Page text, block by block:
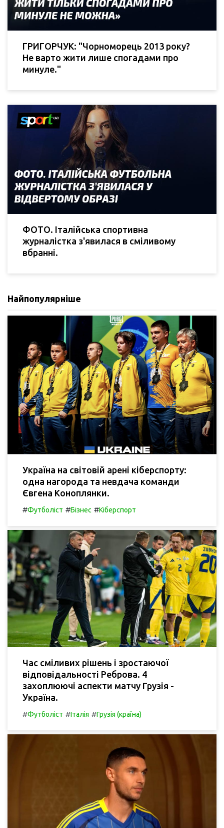
ГРИГОРЧУК: "Чорноморець 2013 року?
Не варто жити лише спогадами про
минуле."
ФОТО. Італійська спортивна
журналістка з'явилася в сміливому
вбранні.
Найпопулярніше
Україна на світовій арені кіберспорту:
одна нагорода та невдача команди
Євгена Коноплянки.
#Футболіст #Бізнес #Кіберспорт
Час сміливих рішень і зростаючої
відповідальності Реброва. 4
захоплюючі аспекти матчу Грузія -
Україна.
#Футболіст #Італія #Грузія (країна)